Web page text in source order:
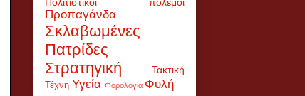
Πολιτιστικοί πόλεμοι
Προπαγάνδα
Σκλαβωμένες
Πατρίδες
Στρατηγική
Τακτική
Τέχνη Υγεία Φορολογία Φυλή